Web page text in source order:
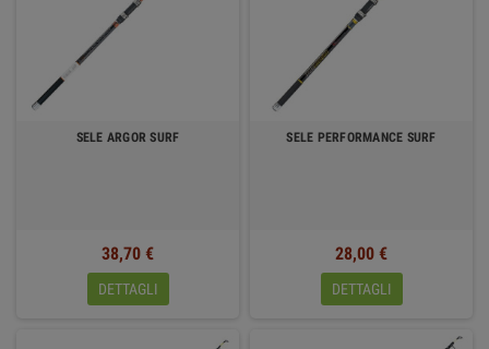
SELE ARGOR SURF
38,70 €
DETTAGLI
SELE PERFORMANCE SURF
28,00 €
DETTAGLI